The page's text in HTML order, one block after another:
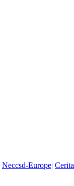
Neccsd-Europe|